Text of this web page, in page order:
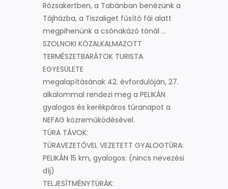
Rózsakertben, a Tabánban benézünk a
Tájházba, a Tiszaliget fűsítő fái alatt
megpihenünk a csónakázó tónál …
SZOLNOKI KÖZALKALMAZOTT
TERMÉSZETBARÁTOK TURISTA
EGYESÜLETE
megalapításának 42. évfordulóján, 27.
alkalommal rendezi meg a PELIKÁN
gyalogos és kerékpáros túranapot a
NEFAG közreműködésével.
TÚRA TÁVOK:
TÚRAVEZETŐVEL VEZETETT GYALOGTÚRA:
PELIKÁN 15 km, gyalogos: (nincs nevezési
díj)
TELJESÍTMÉNYTÚRÁK: